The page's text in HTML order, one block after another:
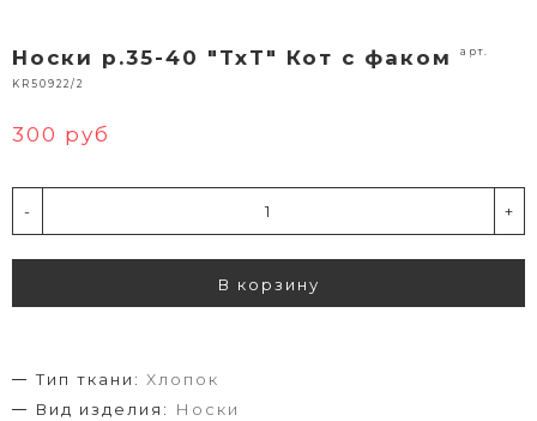
Носки р.35-40 "TxT" Кот с факом арт.
KR50922/2
300 руб
- +
В корзину
Тип ткани: Хлопок
Вид изделия:
Носки